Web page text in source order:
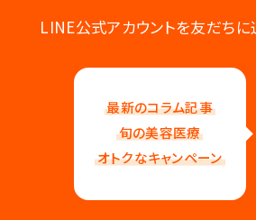
LINE公式アカウントを友だちに
最新のコラム記事
旬の美容医療
オトクなキャンペーン